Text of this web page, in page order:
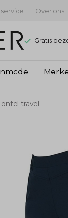
Over ons
Gratis
travel